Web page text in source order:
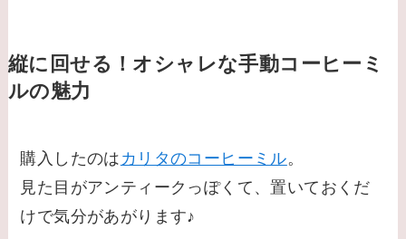
縦に回せる！オシャレな手動コーヒーミ
ルの魅力
購入したのは カリタのコーヒーミル。
見た目がアンティークっぽくて、置いておくだ
けで気分があがります♪